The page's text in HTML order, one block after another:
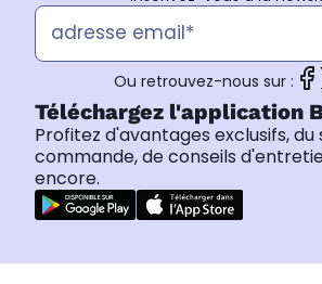
Ou retrouvez-nous sur :
Téléchargez l'application
Profitez d'avantages exclusifs, du
commande, de conseils
encore.